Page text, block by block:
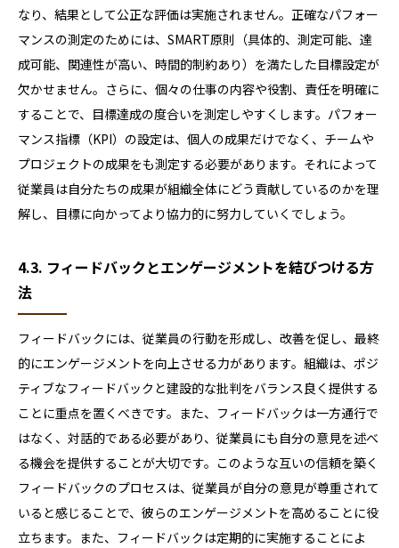
なり、結果として公正な評価は実施されません。正確なパフォー
マンスの測定のためには、SMART原則（具体的、測定可能、達
成可能、関連性が高い、時間的制約あり）を満たした目標設定が
欠かせません。さらに、個々の仕事の内容や役割、責任を明確に
することで、目標達成の度合いを測定しやすくします。パフォー
マンス指標（KPI）の設定は、個人の成果だけでなく、チームや
プロジェクトの成果をも測定する必要があります。それによって
従業員は自分たちの成果が組織全体にどう貢献しているのかを理
解し、目標に向かってより協力的に努力していくでしょう。
4.3. フィードバックとエンゲージメントを結びつける方
法
フィードバックには、従業員の行動を形成し、改善を促し、最終
的にエンゲージメントを向上させる力があります。組織は、ポジ
ティブなフィードバックと建設的な批判をバランス良く提供する
ことに重点を置くべきです。また、フィードバックは一方通行で
はなく、対話的である必要があり、従業員にも自分の意見を述べ
る機会を提供することが大切です。このような互いの信頼を築く
フィードバックのプロセスは、従業員が自分の意見が尊重されて
いると感じることで、彼らのエンゲージメントを高めることに役
立ちます。また、フィードバックは定期的に実施することによ